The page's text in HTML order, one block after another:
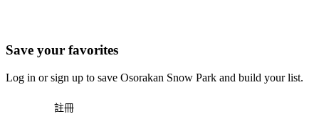
Save your favorites
Log in or sign up to save Osorakan Snow Park and build your list.
註冊